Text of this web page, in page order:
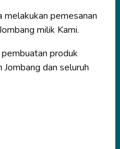
melakukan pemesanan
milik Kami.
produk
dan seluruh